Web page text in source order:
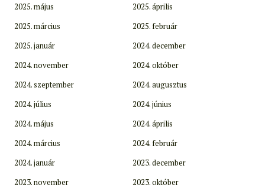
2025. május
2025. április
2025. március
2025. február
2025. január
2024. december
2024. november
2024. október
2024. szeptember
2024. augusztus
2024. július
2024. június
2024. május
2024. április
2024. március
2024. február
2024. január
2023. december
2023. november
2023. október